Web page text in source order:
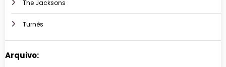
The Jacksons
Turnês
Arquivo: